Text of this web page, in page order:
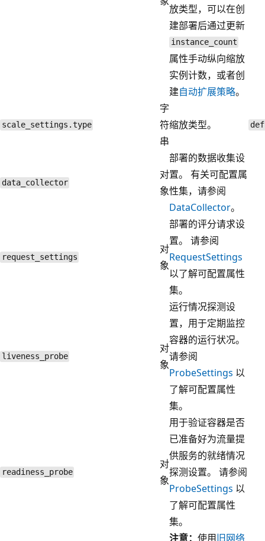
放类型，可以在创
建部署后通过更新
instance_count
属性手动纵向缩放
实例计数，或者创
建自动扩展策略。
scale_settings.type
字
符
串
缩放类型。
data_collector
对
象
部署的数据收集设
置。 有关可配置属
性集，请参阅
DataCollector。
request_settings
对
象
部署的评分请求设
置。 请参阅
RequestSettings
以了解可配置属性
集。
liveness_probe
对
象
运行情况探测设
置，用于定期监控
容器的运行状况。
请参阅
ProbeSettings 以
了解可配置属性
集。
readiness_probe
对
象
用于验证容器是否
已准备好为流量提
供服务的就绪情况
探测设置。 请参阅
ProbeSettings 以
了解可配置属性
集。
注意： 使用旧网络